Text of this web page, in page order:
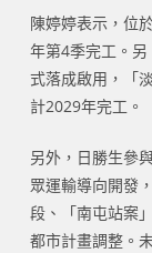
陳婷婷表示，位
年第4季完工。
式落成啟用，「
計2029年完工。
另外，日勝生參
眾運輸導向開發
段、「南屯站案
都市計畫調整。